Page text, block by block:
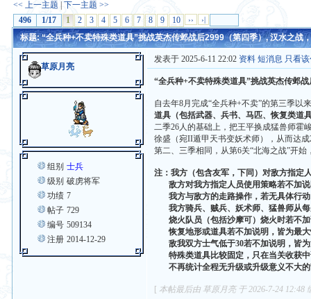
<< 上一主题 |下一主题 >>
496
1/17 1 2 3 4 5 6 7 8 9 10 ›› ›|
标题: “全兵种+不卖特殊类道具”挑战英杰传邺战后2999（第四季）, 汉水之战
草原月亮
组别 士兵
级别 破虏将军
功绩 7
帖子 729
编号 509134
注册 2014-12-29
发表于 2025-6-11 22:02 资料 短消息 只看
“全兵种+不卖特殊类道具”挑战英杰传邺
自去年8月完成“全兵种+不卖”的第三季以
道具（包括武器、兵书、马匹、恢复类道
二季26人的基础上，把王平换成猛兽师霍
徐盛（宛II遁甲天书变妖术师），从而达
第二、三季相同，从第6关“北海之战”开
注：我方（包含友军，下同）对敌方指定
敌方对我方指定人员使用策略若不加说
我方与敌方的走路操作，若无具体行动
我方骑兵、贼兵、妖术师、猛兽师从每
烧火队员（包括沙摩可）烧火时若不加
恢复地形或道具若不加说明，皆为最
敌我双方士气低于30若不加说明，皆
特殊类道具比较固定，只在当关收获中
不再统计全程无升级或升级意义不大的
[ 本帖最后由 草原月亮 于 2026-7-24 12:48